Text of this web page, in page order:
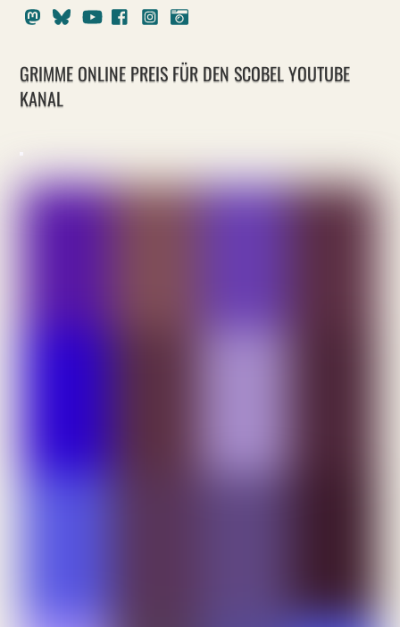
MastodonBlueskyYoutubeFacebookInstagram
GRIMME ONLINE PREIS FÜR DEN SCOBEL YOUTUBE
KANAL